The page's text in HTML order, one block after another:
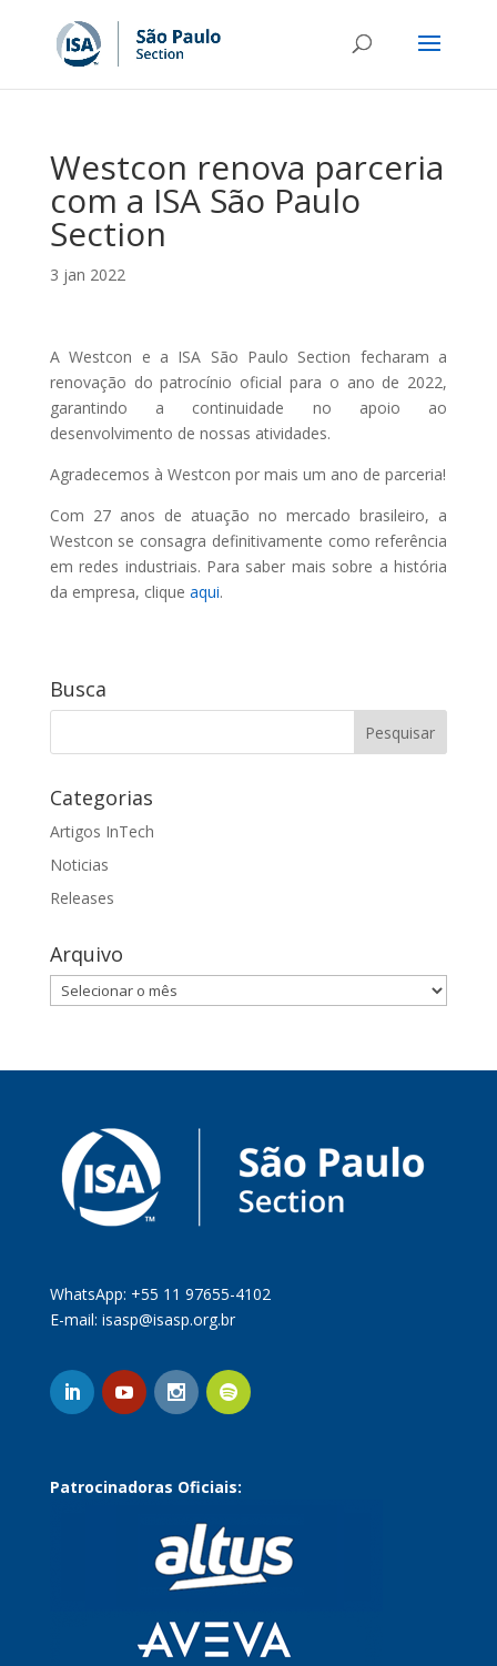
Westcon renova parceria
com a ISA São Paulo
Section
3 jan 2022
A Westcon e a ISA São Paulo Section fecharam a
renovação do patrocínio oficial para o ano de 2022,
garantindo a continuidade no apoio ao
desenvolvimento de nossas atividades.
Agradecemos à Westcon por mais um ano de parceria!
Com 27 anos de atuação no mercado brasileiro, a
Westcon se consagra definitivamente como referência
em redes industriais. Para saber mais sobre a história
da empresa, clique aqui.
Busca
Categorias
Artigos InTech
Noticias
Releases
Arquivo
Arquivo
WhatsApp: +55 11 97655-4102
E-mail: isasp@isasp.org.br
Patrocinadoras Oficiais: